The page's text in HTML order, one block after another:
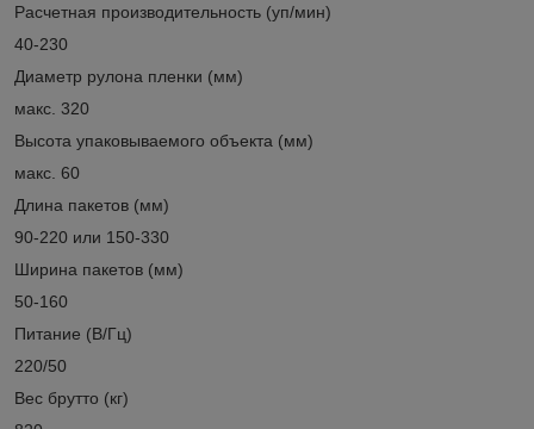
Расчетная производительность (уп/мин)
40-230
Диаметр рулона пленки (мм)
макс. 320
Высота упаковываемого объекта (мм)
макс. 60
Длина пакетов (мм)
90-220 или 150-330
Ширина пакетов (мм)
50-160
Питание (В/Гц)
220/50
Вес брутто (кг)